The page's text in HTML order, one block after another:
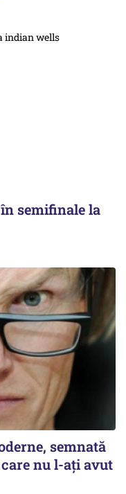
semifinale la
semnată
nu l-ați avut